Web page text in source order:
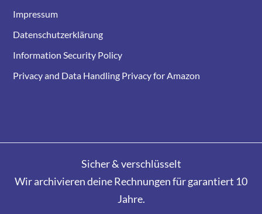
Impressum
Datenschutzerklärung
Information Security Policy
Privacy and Data Handling Privacy for Amazon
Sicher & verschlüsselt
Wir archivieren deine Rechnungen für garantiert 10
Jahre.